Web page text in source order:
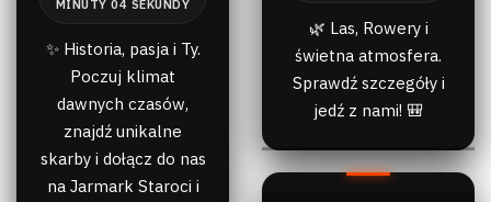
✨ Historia, pasja i Ty.
Poczuj klimat
dawnych czasów,
znajdź unikalne
skarby i dołącz do nas
na Jarmark Staroci i
🌿 Las, Rowery i
świetna atmosfera.
Sprawdź szczegóły i
jedź z nami! 🎒